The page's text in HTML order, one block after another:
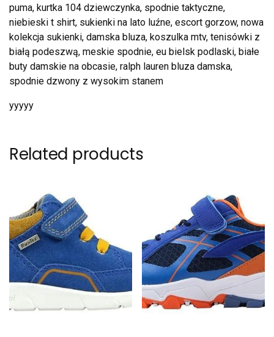
puma, kurtka 104 dziewczynka, spodnie taktyczne,
niebieski t shirt, sukienki na lato luźne, escort gorzow, nowa
kolekcja sukienki, damska bluza, koszulka mtv, tenisówki z
białą podeszwą, meskie spodnie, eu bielsk podlaski, białe
buty damskie na obcasie, ralph lauren bluza damska,
spodnie dzwony z wysokim stanem
yyyyy
Related products